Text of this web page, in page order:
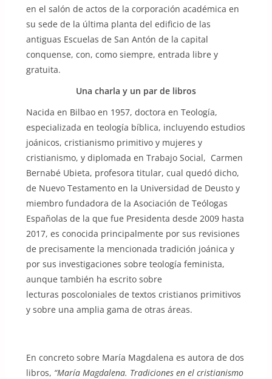
en el salón de actos de la corporación académica en
su sede de la última planta del edificio de las
antiguas Escuelas de San Antón de la capital
conquense, con, como siempre, entrada libre y
gratuita.
Una charla y un par de libros
Nacida en Bilbao en 1957, doctora en Teología,
especializada en teología bíblica, incluyendo estudios
joánicos, cristianismo primitivo y mujeres y
cristianismo, y diplomada en Trabajo Social, Carmen
Bernabé Ubieta, profesora titular, cual quedó dicho,
de Nuevo Testamento en la Universidad de Deusto y
miembro fundadora de la Asociación de Teólogas
Españolas de la que fue Presidenta desde 2009 hasta
2017, es conocida principalmente por sus revisiones
de precisamente la mencionada tradición joánica y
por sus investigaciones sobre teología feminista,
aunque también ha escrito sobre
lecturas poscoloniales de textos cristianos primitivos
y sobre una amplia gama de otras áreas.
En concreto sobre María Magdalena es autora de dos
libros, “María Magdalena. Tradiciones en el cristianismo